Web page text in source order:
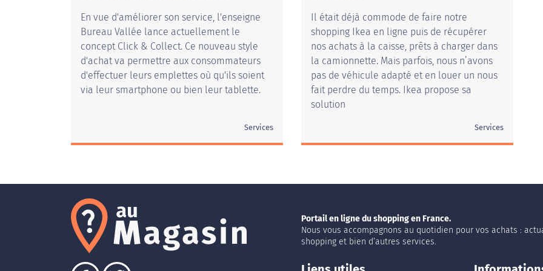
En vue d'améliorer son service, l'enseigne
Bureau Vallée lance actuellement le
concept Click & Collect. Ce nouveau style
d'achat va permettre aux consommateurs
d'effectuer leurs emplettes où qu'ils soient
via leur smartphone ou bien leur tablette.
Services
Il était déjà commode de faire notre
shopping Ikea en ligne puis de récupérer
nos achats à la caisse, prêts à charger dans
la camionnette. Mais parfois, nous n’avons
pas de véhicule adapté et en louer un nous
fait perdre du temps. Ikea propose sa
solution
Services
Portail en ligne du shopping en France.
Nous vous accompagnons au quotidien pour vos achats :
shopping et bien d’autres services.